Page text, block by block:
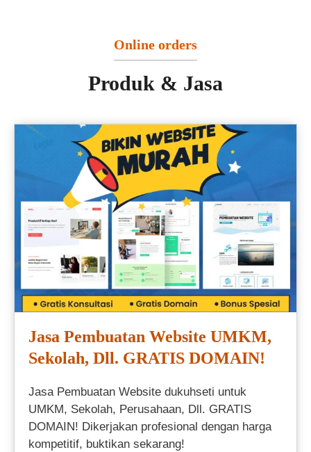
Online orders
Produk & Jasa
Jasa Pembuatan Website UMKM,
Sekolah, Dll. GRATIS DOMAIN!
Jasa Pembuatan Website dukuhseti untuk
UMKM, Sekolah, Perusahaan, Dll. GRATIS
DOMAIN! Dikerjakan profesional dengan harga
kompetitif, buktikan sekarang!